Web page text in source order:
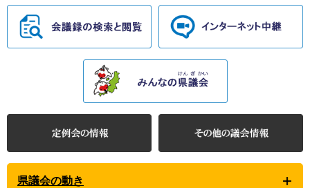
県議会の動き